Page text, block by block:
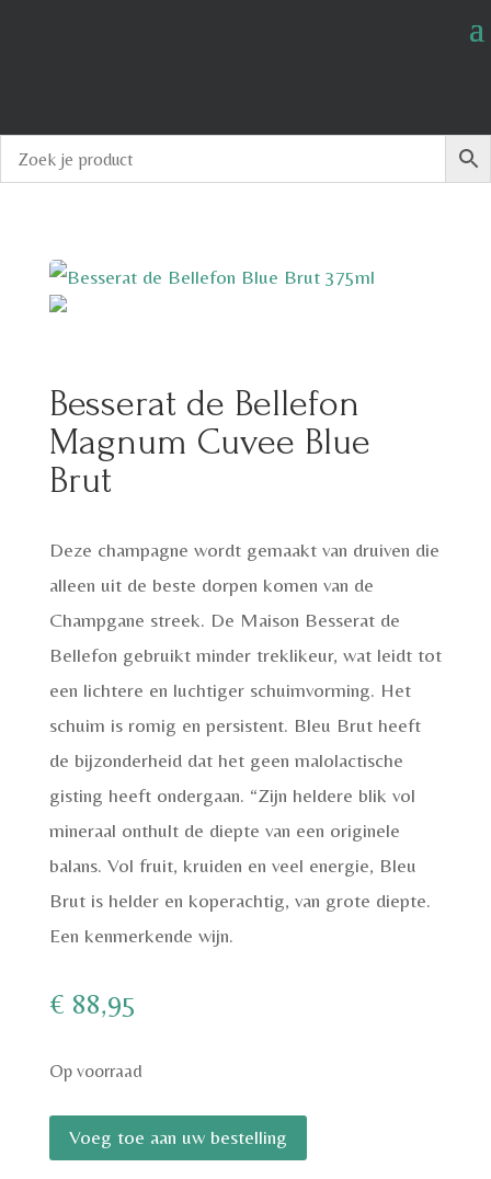
Besserat de Bellefon
Magnum Cuvee Blue
Brut
Deze champagne wordt gemaakt van druiven die
alleen uit de beste dorpen komen van de
Champgane streek. De Maison Besserat de
Bellefon gebruikt minder treklikeur, wat leidt tot
een lichtere en luchtiger schuimvorming. Het
schuim is romig en persistent. Bleu Brut heeft
de bijzonderheid dat het geen malolactische
gisting heeft ondergaan. “Zijn heldere blik vol
mineraal onthult de diepte van een originele
balans. Vol fruit, kruiden en veel energie, Bleu
Brut is helder en koperachtig, van grote diepte.
Een kenmerkende wijn.
€ 88,95
Op voorraad
Besserat
de
Voeg toe aan uw bestelling